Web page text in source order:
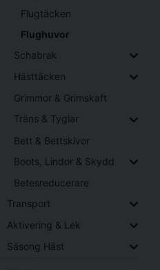
Flugtäcken
Flughuvor
Schabrak
Hästtäcken
Grimmor & Grimskaft
Träns & Tyglar
Bett & Bettskivor
Boots, Lindor & Skydd
Betesreducerare
Transport
Aktivering & Lek
Säsong Häst